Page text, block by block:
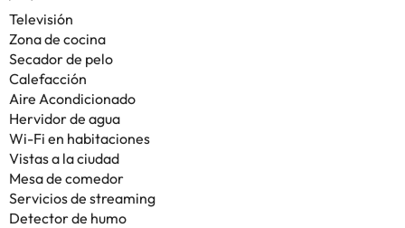
Televisión
Zona de cocina
Secador de pelo
Calefacción
Aire Acondicionado
Hervidor de agua
Wi-Fi en habitaciones
Vistas a la ciudad
Mesa de comedor
Servicios de streaming
Detector de humo